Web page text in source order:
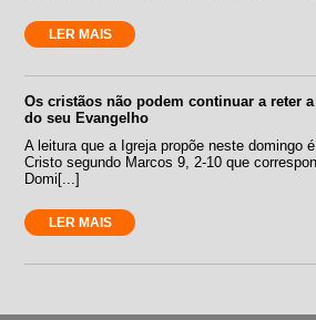
LER MAIS
Os cristãos não podem continuar a reter
do seu Evangelho
A leitura que a Igreja propõe neste domingo
Cristo segundo Marcos 9, 2-10 que
Domi[...]
LER MAIS